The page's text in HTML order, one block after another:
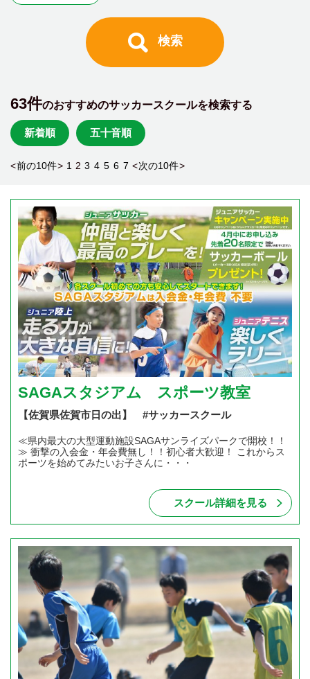
検索
63件のおすすめのサッカースクールを検索する
新着順 五十音順
<前の10件> 1 2 3 4 5 6 7 <次の10件>
SAGAスタジアム スポーツ教室
【佐賀県佐賀市日の出】 #サッカースクール
≪県内最大の大型運動施設SAGAサンライズパークで開校！！
≫ 衝撃の入会金・年会費無し！！初心者大歓迎！ これからス
ポーツを始めてみたいお子さんに・・・
スクール詳細を見る